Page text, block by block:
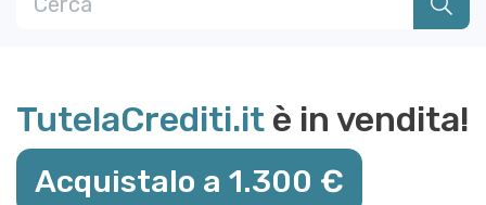
TutelaCrediti.it è in vendita!
Acquistalo a 1.300 €